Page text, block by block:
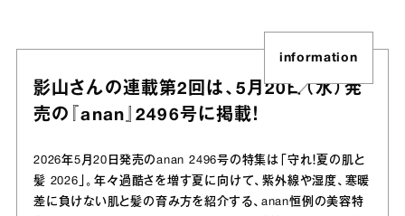
影山さんの連載第2回は、5月20日（水）発
売の『anan』2496号に掲載！
information
2026年5月20日発売のanan 2496号の特集は「守れ！夏の肌と
髪 2026」。年々過酷さを増す夏に向けて、紫外線や湿度、寒暖
差に負けない肌と髪の育み方を紹介する、anan恒例の美容特